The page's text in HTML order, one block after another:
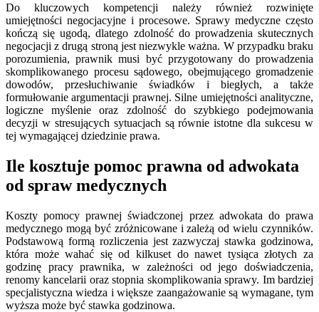
Do kluczowych kompetencji należy również rozwinięte
umiejętności negocjacyjne i procesowe. Sprawy medyczne często
kończą się ugodą, dlatego zdolność do prowadzenia skutecznych
negocjacji z drugą stroną jest niezwykle ważna. W przypadku braku
porozumienia, prawnik musi być przygotowany do prowadzenia
skomplikowanego procesu sądowego, obejmującego gromadzenie
dowodów, przesłuchiwanie świadków i biegłych, a także
formułowanie argumentacji prawnej. Silne umiejętności analityczne,
logiczne myślenie oraz zdolność do szybkiego podejmowania
decyzji w stresujących sytuacjach są równie istotne dla sukcesu w
tej wymagającej dziedzinie prawa.
Ile kosztuje pomoc prawna od adwokata
od spraw medycznych
Koszty pomocy prawnej świadczonej przez adwokata do prawa
medycznego mogą być zróżnicowane i zależą od wielu czynników.
Podstawową formą rozliczenia jest zazwyczaj stawka godzinowa,
która może wahać się od kilkuset do nawet tysiąca złotych za
godzinę pracy prawnika, w zależności od jego doświadczenia,
renomy kancelarii oraz stopnia skomplikowania sprawy. Im bardziej
specjalistyczna wiedza i większe zaangażowanie są wymagane, tym
wyższa może być stawka godzinowa.